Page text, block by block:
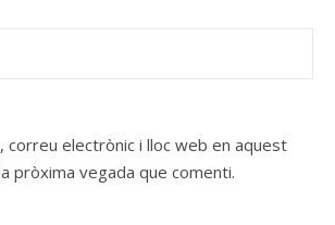
correu electrònic i lloc web en aquest
pròxima vegada que comenti.